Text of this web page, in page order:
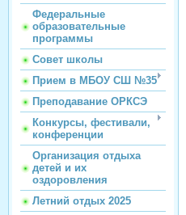
Федеральные
образовательные
программы
Совет школы
Прием в МБОУ СШ №35
Преподавание ОРКСЭ
Конкурсы, фестивали,
конференции
Организация отдыха
детей и их
оздоровления
Летний отдых 2025